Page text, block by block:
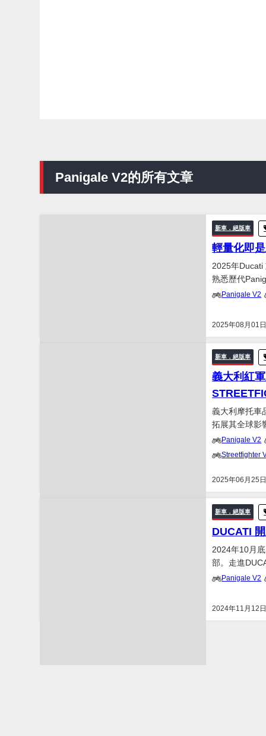
Panigale V2的所有文章
新車．絕版車
輕量化即
2025年08月01日
2025年Ducati
熟悉歷代
中量級超級跑車
Panigale V2
新車．絕版車
義大利紅
2025年06月25日
義大利摩托車
拓展其全球影
容的絕佳時機
亮點。
Panigale V2
Streetfighter
新車．絕版車
DUCATI
2024年11月12日
2024年10月
部。走進
整齊排列在陳
Panigale V2